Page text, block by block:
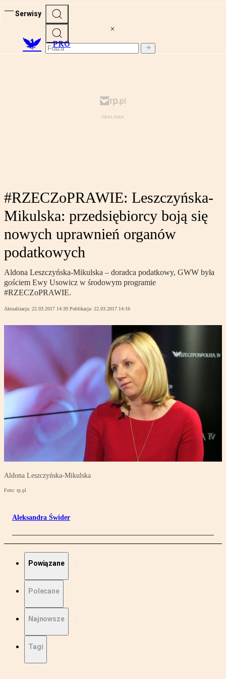
Serwisy
PRO
#RZECZoPRAWIE: Leszczyńska-
Mikulska: przedsiębiorcy boją się
nowych uprawnień organów
podatkowych
Aldona Leszczyńska-Mikulska – doradca podatkowy, GWW była
gościem Ewy Usowicz w środowym programie
#RZECZoPRAWIE.
Aktualizacja: 22.03.2017 14:39 Publikacja: 22.03.2017 14:16
Aldona Leszczyńska-Mikulska
Foto: rp.pl
Aleksandra Świder
Powiązane
Polecane
Najnowsze
Tagi